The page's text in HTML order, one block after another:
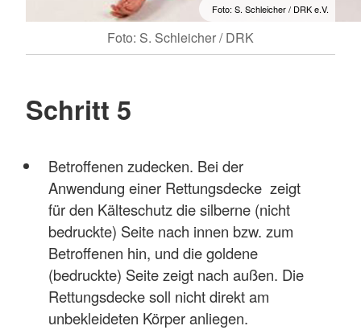
Foto: S. Schleicher / DRK e.V.
Foto: S. Schleicher / DRK
Schritt 5
Betroffenen zudecken. Bei der
Anwendung einer Rettungsdecke zeigt
für den Kälteschutz die silberne (nicht
bedruckte) Seite nach innen bzw. zum
Betroffenen hin, und die goldene
(bedruckte) Seite zeigt nach außen. Die
Rettungsdecke soll nicht direkt am
unbekleideten Körper anliegen.